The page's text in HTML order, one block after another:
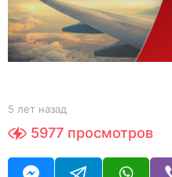
н
а
з
д
b
Y
O
5 лет назад
е
н
5977 просмотров